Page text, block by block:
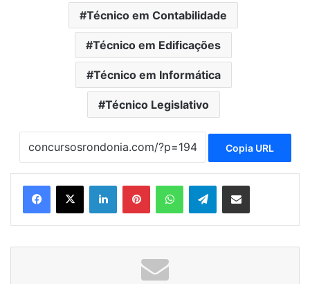
Técnico em Contabilidade
Técnico em Edificações
Técnico em Informática
Técnico Legislativo
Copia URL
LinkedinPinterestWhatsAppTelegramCompartilhar via e-mail